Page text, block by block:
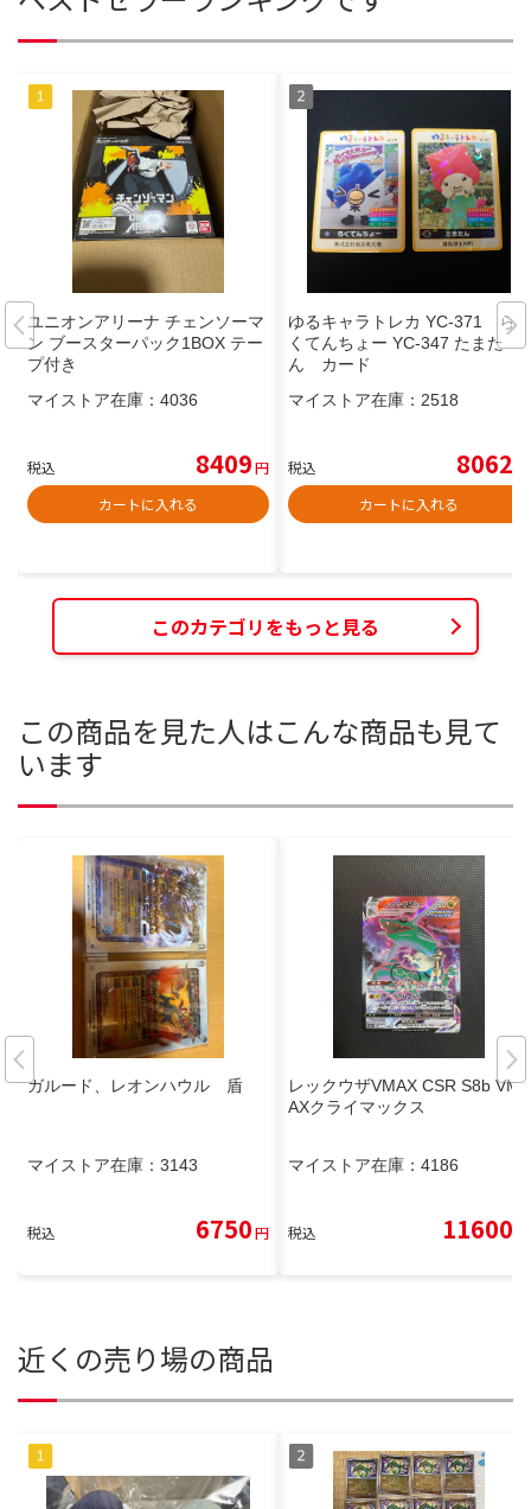
ユニオンアリーナ チェンソーマ
ン ブースターパック1BOX テー
プ付き
マイストア在庫： 4036
税込 8409円
カートに入れる
ゆるキャラトレカ YC-371 ら
くてんちょー YC-347 たまた
ん カード
マイストア在庫： 2518
税込 8062
カートに入れる
このカテゴリをもっと見る
この商品を見た人はこんな商品も見て
います
ガルード、レオンハウル 盾
マイストア在庫： 3143
税込 6750円
レックウザVMAX CSR S8b VM
AXクライマックス
マイストア在庫： 4186
税込 11600
近くの売り場の商品